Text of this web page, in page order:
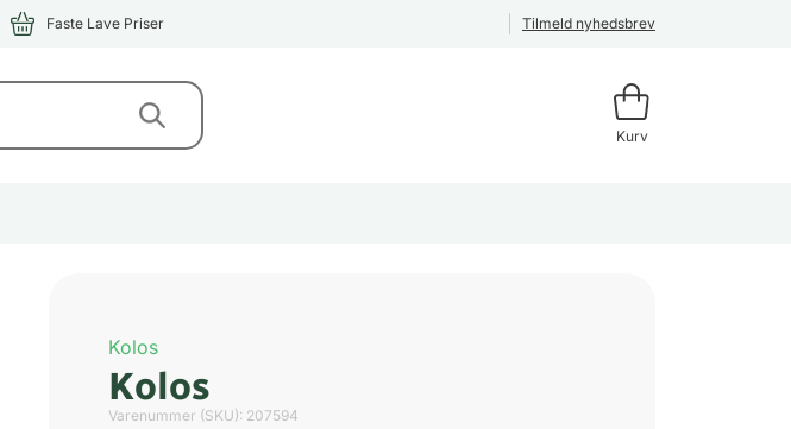
Faste Lave Priser Tilmeld nyhedsbrev
Kurv
Kolos
Kolos
Varenummer (SKU): 207594